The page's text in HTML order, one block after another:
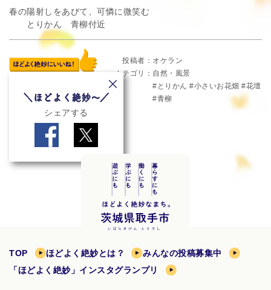
春の陽射しをあびて、可憐に微笑む
とりかん 青柳付近
シェアする
投稿者
オケラン
カテゴリ
自然・風景
とりかん
小さいお花畑
花壇
青柳
TOP ほどよく絶妙とは？
みんなの投稿募集中
「ほどよく絶妙」インスタグランプリ